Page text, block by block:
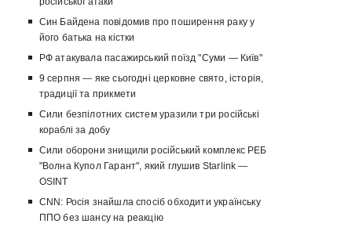
Син Байдена повідомив про поширення раку у
його батька на кістки
РФ атакувала пасажирський поїзд "Суми — Київ"
9 серпня — яке сьогодні церковне свято, історія,
традиції та прикмети
Сили безпілотних систем уразили три російські
кораблі за добу
Сили оборони знищили російський комплекс РЕБ
"Волна Купол Гарант", який глушив Starlink —
OSINT
CNN: Росія знайшла спосіб обходити українську
ППО без шансу на реакцію